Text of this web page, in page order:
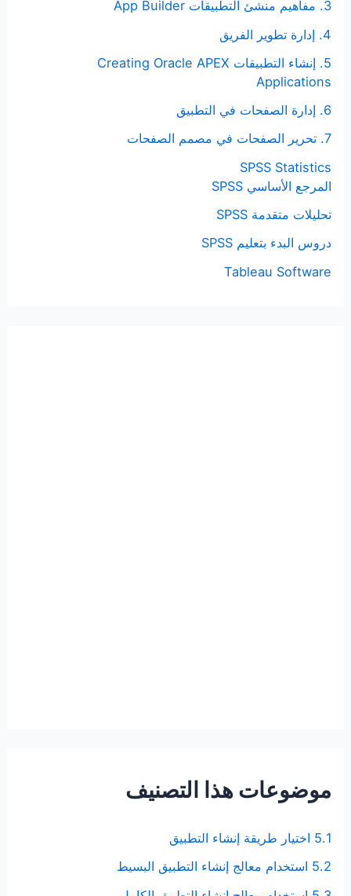
3. مفاهيم منشئ التطبيقات App Builder
4. إدارة تطوير الفريق
5. إنشاء التطبيقات Creating Oracle APEX
Applications
6. إدارة الصفحات في التطبيق
7. تحرير الصفحات في مصمم الصفحات
SPSS Statistics
المرجع الأساسي SPSS
تحليلات متقدمة SPSS
دروس البدء بتعليم SPSS
Tableau Software
موضوعات هذا التصنيف
5.1 اختيار طريقة إنشاء التطبيق
5.2 استخدام معالج إنشاء التطبيق البسيط